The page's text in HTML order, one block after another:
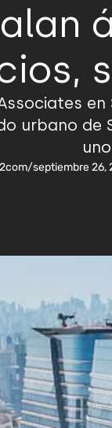
urbano
/septiembre 26,